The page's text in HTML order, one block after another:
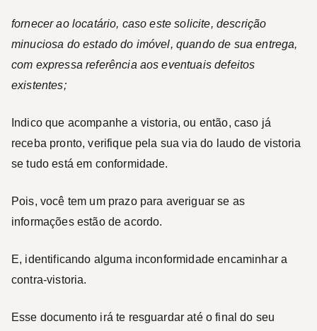
fornecer ao locatário, caso este solicite, descrição
minuciosa do estado do imóvel, quando de sua entrega,
com expressa referência aos eventuais defeitos
existentes;
Indico que acompanhe a vistoria, ou então, caso já
receba pronto, verifique pela sua via do laudo de vistoria
se tudo está em conformidade.
Pois, você tem um prazo para averiguar se as
informações estão de acordo.
E, identificando alguma inconformidade encaminhar a
contra-vistoria.
Esse documento irá te resguardar até o final do seu